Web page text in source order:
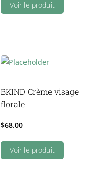
Fraicheur
Voir le produit
BKIND Crème visage
florale
$68.00
Voir le produit